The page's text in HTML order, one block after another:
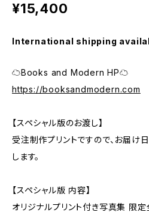
¥15,400
International shipping
☁Books and Modern HP☁
https://booksandmodern.com
【スペシャル版のお渡し】
受注制作プリントですので、お届け
します。
【スペシャル版 内容】
オリジナルプリント付き写真集 限